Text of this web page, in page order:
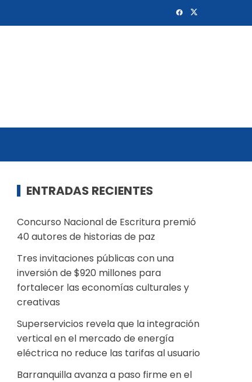
ENTRADAS RECIENTES
Concurso Nacional de Escritura premió
40 autores de historias de paz
Tres invitaciones públicas con una
inversión de $920 millones para
fortalecer las economías culturales y
creativas
Superservicios revela que la integración
vertical en el mercado de energía
eléctrica no reduce las tarifas al usuario
Barranquilla avanza a paso firme en el